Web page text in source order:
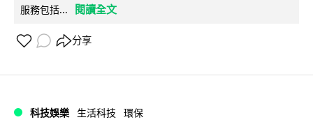
服務包括...
閱讀全文
分享
科技娛樂 生活科技 環保